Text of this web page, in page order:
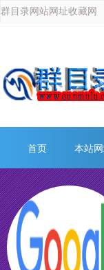
群目录网站网址收藏网
首页 本站